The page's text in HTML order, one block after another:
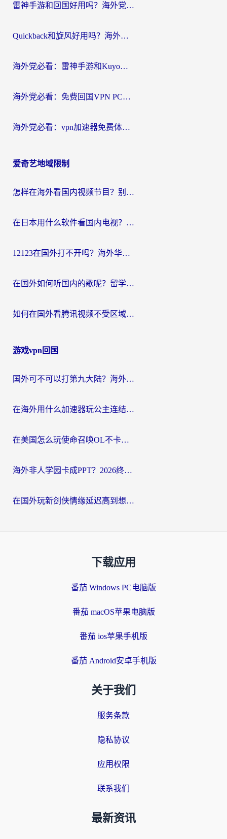
雷神手游和回国好用吗？海外党亲测：选对加速器才能无缝刷剧打游戏
Quickback和旋风好用吗？海外华人亲测：选对回国加速器才能无缝看央视5
海外党必看：雷神手游和Kuyo好用吗？3款回国加速器实测+避坑指南
海外党必看：免费回国VPN PC真的能用？附国内高速VPN选择全攻略
海外党必看：vpn加速器免费体验？选对回国加速器才能无缝刷国内剧玩国服
爱奇艺地域限制
怎样在海外看国内视频节目？别再踩坑！留学生和海外华人的专属解决方案
在日本用什么软件看国内电视？这篇攻略帮你告别地域限制
12123在国外打不开吗？海外华人亲测有效的回国加速方案
在国外如何听国内的歌呢？留学生亲测有效的回国加速方案
如何在国外看腾讯视频不受区域限制？留学生亲测有效的回国加速指南
游戏vpn回国
国外可不可以打第九大陆？海外玩家国服畅玩终极指南（附3大热门游戏解决妙招）
在海外用什么加速器玩公主连结：Re？老玩家亲测的稳定方案来了
在美国怎么玩使命召唤OL不卡？海外党亲测有效的国服游戏加速器指南
海外非人学园卡成PPT？2026终极加速器指南：从暗区突围到王国纪元，一篇搞定
在国外玩新剑侠情缘延迟高到想摔手机？海外玩家亲测有效的加速器选择指南
下载应用
番茄 Windows PC电脑版
番茄 macOS苹果电脑版
番茄 ios苹果手机版
番茄 Android安卓手机版
关于我们
服务条款
隐私协议
应用权限
联系我们
最新资讯